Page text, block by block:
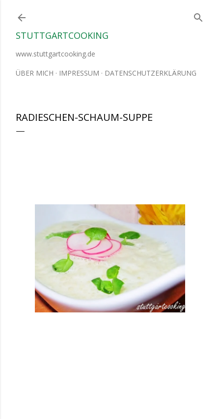
STUTTGARTCOOKING
www.stuttgartcooking.de
ÜBER MICH IMPRESSUM DATENSCHUTZERKLÄRUNG
RADIESCHEN-SCHAUM-SUPPE